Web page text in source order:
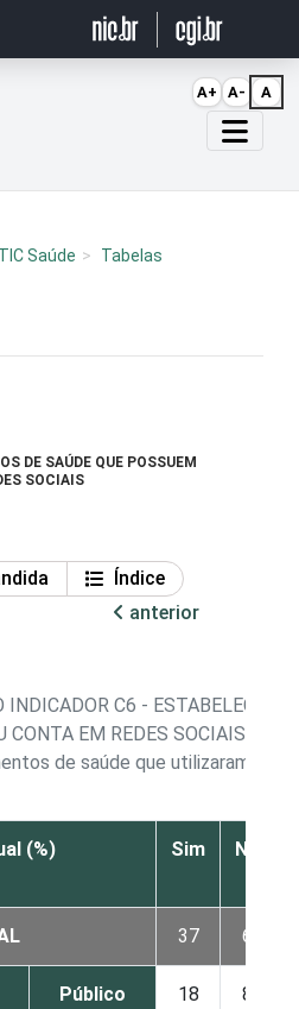
TIC Saúde
Tabelas
DE SAÚDE QUE POSSUEM
SOCIAIS
Índice
anterior
INDICADOR C6 -
CONTA EM REDES SOCIAIS
de saúde que utilizaram a
(%) Sim Não
37 62
Público 18 80
A+ A- A